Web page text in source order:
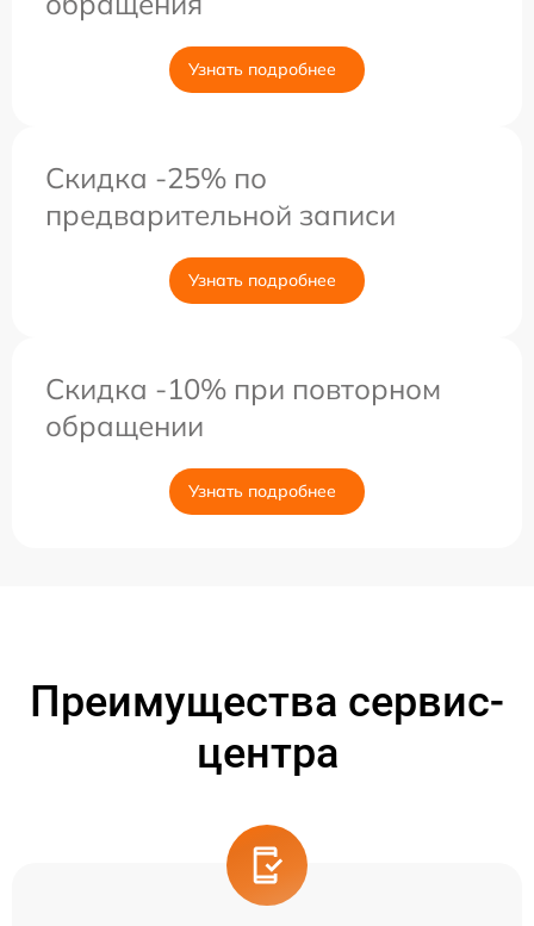
Узнать подробнее
Скидка -25% по
предварительной записи
Узнать подробнее
Скидка -10% при повторном
обращении
Узнать подробнее
Преимущества сервис-
центра